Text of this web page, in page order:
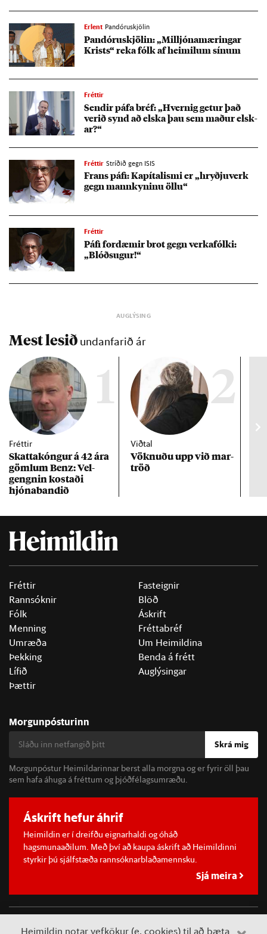
Erlent Pandóruskjölin
Pan­dóru­skjöl­in: „Millj­óna­mær­ing­ar
Krists“ reka fólk af heim­il­um sín­um
Fréttir
Send­ir páfa bréf: „Hvernig get­ur það
ver­ið synd að elska þau sem mað­ur elsk­
ar?“
Fréttir Stríðið gegn ISIS
Frans páfi: Kapí­tal­ismi er „hryðju­verk
gegn mann­kyn­inu öllu“
Fréttir
Páfi for­dæm­ir brot gegn verka­fólki:
„Blóðsug­ur!“
Mest lesið undanfarið ár
1
Fréttir
Skattakóng­ur á 42 ára
göml­um Benz: Vel­
gengn­in kostaði
hjóna­band­ið
2
Viðtal
Vökn­uðu upp við mar­
tröð
Fréttir
Rannsóknir
Fólk
Menning
Umræða
Þekking
Lífið
Þættir
Fasteignir
Blöð
Áskrift
Fréttabréf
Um Heimildina
Benda á frétt
Auglýsingar
Morgunpósturinn
Skrá mig
Morgunpóstur Heimildarinnar berst alla morgna og er fyrir öll þau
sem hafa áhuga á fréttum og þjóðfélagsumræðu.
Áskrift hefur áhrif
Heimildin er í dreifðu eignarhaldi og óháð
hagsmunaaðilum. Með því að kaupa áskrift að Heimildinni
styrkir þú sjálfstæða rannsóknarblaðamennsku.
Sjá meira
Heimildin notar vefkökur (e. cookies) til að bæta